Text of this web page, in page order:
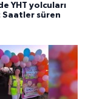
YHT yolcuları
süren